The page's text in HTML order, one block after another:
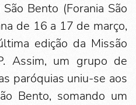
Bento (Forania São
de 16 a 17 de março,
edição da Missão
Assim, um grupo de
paróquias uniu-se aos
Bento, somando um